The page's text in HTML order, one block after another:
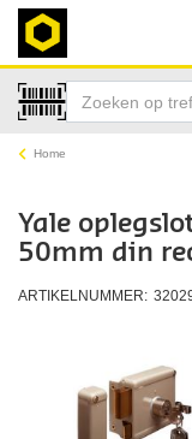
Home
Yale
50mm din
ARTIKELNUMMER: